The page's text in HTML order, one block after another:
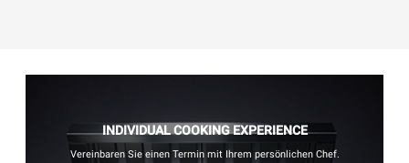
INDIVIDUAL COOKING EXPERIENCE
Vereinbaren Sie einen Termin mit Ihrem persönlichen Chef.